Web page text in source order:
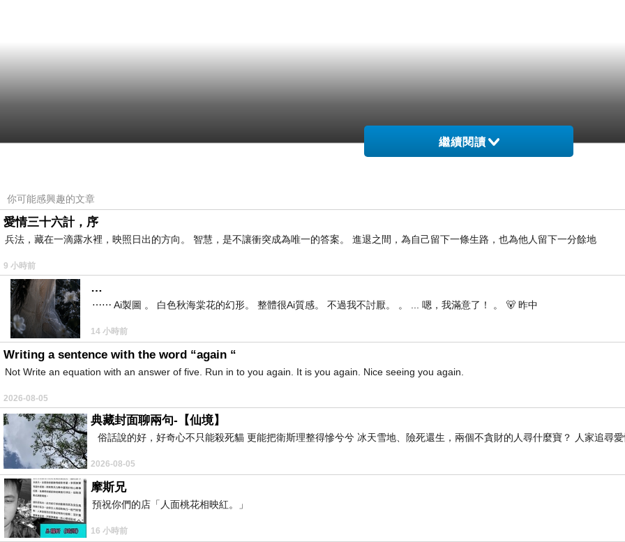
繼續閱讀
你可能感興趣的文章
愛情三十六計，序
兵法，藏在一滴露水裡，映照日出的方向。 智慧，是不讓衝突成為唯一的答案。 進退之間，為自己留下一條生路，也為他人留下一分餘地
9 小時前
…
⋯⋯ Ai製圖 。 白色秋海棠花的幻形。 整體很Ai質感。 不過我不討厭。 。 ... 嗯，我滿意了！ 。 🐻 昨中
14 小時前
Writing a sentence with the word “again “
Not Write an equation with an answer of five. Run in to you again. It is you again. Nice seeing you again.
2026-08-05
典藏封面聊兩句-【仙境】
俗話說的好，好奇心不只能殺死貓 更能把衛斯理整得慘兮兮 冰天雪地、險死還生，兩個不貪財的人尋什麼寶？ 人家追尋
2026-08-05
摩斯兄
預祝你們的店「人面桃花相映紅。」
16 小時前